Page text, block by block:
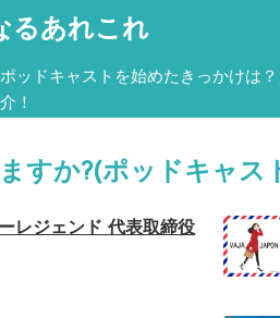
るあれこれ
ッドキャストを始めたきっかけは
！
すか?(ポッドキャス
レジェンド 代表取締役